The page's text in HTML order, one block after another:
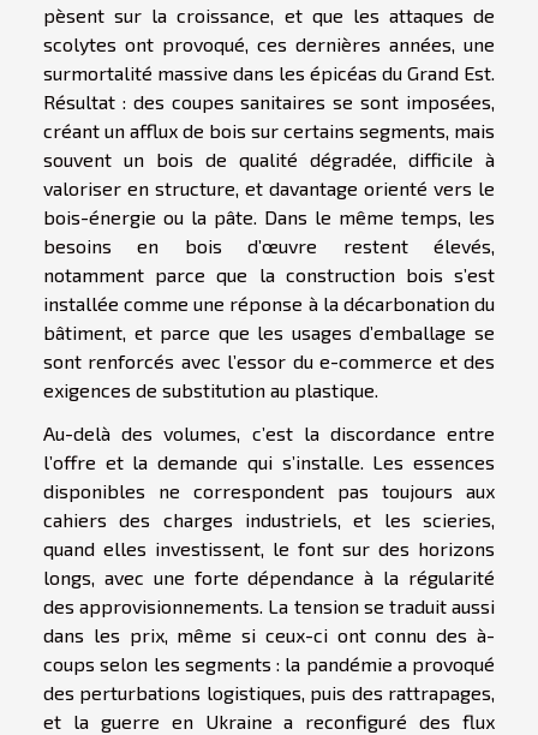
pèsent sur la croissance, et que les attaques de
scolytes ont provoqué, ces dernières années, une
surmortalité massive dans les épicéas du Grand Est.
Résultat : des coupes sanitaires se sont imposées,
créant un afflux de bois sur certains segments, mais
souvent un bois de qualité dégradée, difficile à
valoriser en structure, et davantage orienté vers le
bois-énergie ou la pâte. Dans le même temps, les
besoins en bois d’œuvre restent élevés,
notamment parce que la construction bois s’est
installée comme une réponse à la décarbonation du
bâtiment, et parce que les usages d’emballage se
sont renforcés avec l’essor du e-commerce et des
exigences de substitution au plastique.
Au-delà des volumes, c’est la discordance entre
l’offre et la demande qui s’installe. Les essences
disponibles ne correspondent pas toujours aux
cahiers des charges industriels, et les scieries,
quand elles investissent, le font sur des horizons
longs, avec une forte dépendance à la régularité
des approvisionnements. La tension se traduit aussi
dans les prix, même si ceux-ci ont connu des à-
coups selon les segments : la pandémie a provoqué
des perturbations logistiques, puis des rattrapages,
et la guerre en Ukraine a reconfiguré des flux